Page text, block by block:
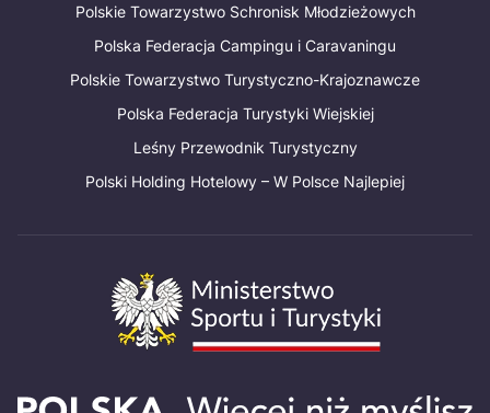
Polskie Towarzystwo Schronisk Młodzieżowych
Polska Federacja Campingu i Caravaningu
Polskie Towarzystwo Turystyczno-Krajoznawcze
Polska Federacja Turystyki Wiejskiej
Leśny Przewodnik Turystyczny
Polski Holding Hotelowy – W Polsce Najlepiej